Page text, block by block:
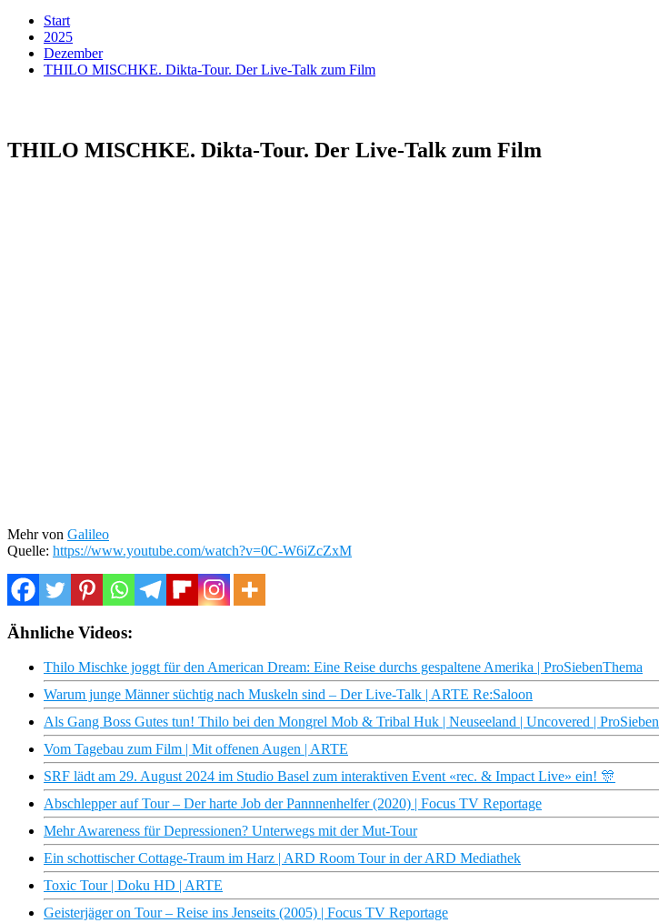
Start
2025
Dezember
THILO MISCHKE. Dikta-Tour. Der Live-Talk zum Film
THILO MISCHKE. Dikta-Tour. Der Live-Talk zum Film
Mehr von Galileo
Quelle: https://www.youtube.com/watch?v=0C-W6iZcZxM
Ähnliche Videos:
Thilo Mischke joggt für den American Dream: Eine Reise durchs gespaltene Amerika | ProSiebenThema
Warum junge Männer süchtig nach Muskeln sind – Der Live-Talk | ARTE Re:Saloon
Als Gang Boss Gutes tun! Thilo bei den Mongrel Mob & Tribal Huk | Neuseeland | Uncovered | ProSieben
Vom Tagebau zum Film | Mit offenen Augen | ARTE
SRF lädt am 29. August 2024 im Studio Basel zum interaktiven Event «rec. & Impact Live» ein! 🎊
Abschlepper auf Tour – Der harte Job der Pannnenhelfer (2020) | Focus TV Reportage
Mehr Awareness für Depressionen? Unterwegs mit der Mut-Tour
Ein schottischer Cottage-Traum im Harz | ARD Room Tour in der ARD Mediathek
Toxic Tour | Doku HD | ARTE
Geisterjäger on Tour – Reise ins Jenseits (2005) | Focus TV Reportage